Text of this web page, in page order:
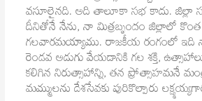
వసూలైనది. అది తాలూకా సభ కాదు. జిల్లా
దీనితోనే నేను, నా మిత్రబృందం జిల్లాలో కొంత
గలవారమయ్యాము. రాజకీయ రంగంలో ఇది
రెండవ అడుగు వేయడానికి గల శక్తి,
కలిగిన నిరుత్సాహాన్ని, తన ప్రోత్సాహమనే
మమ్ములను దేశసేవకు పురికొల్పారు